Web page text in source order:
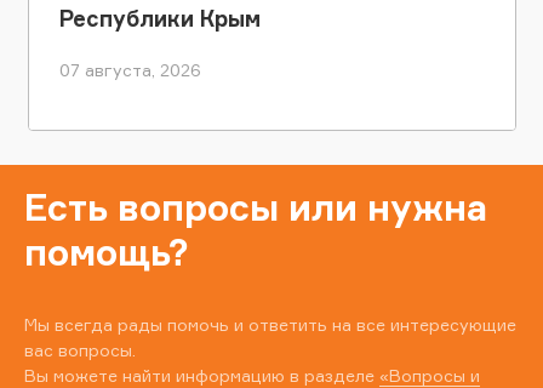
Республики Крым
07 августа, 2026
Есть вопросы или нужна
помощь?
Мы всегда рады помочь и ответить на все интересующие
вас вопросы.
Вы можете найти информацию в разделе «Вопросы и